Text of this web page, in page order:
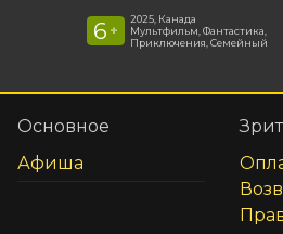
6 +
2025, Канада
Мультфильм, Фантастика,
Приключения, Семейный
Основное
Афиша